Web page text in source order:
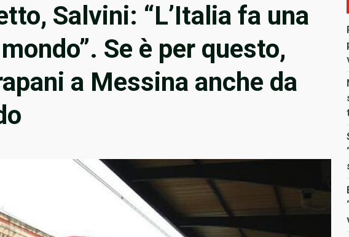
Salvini: “L’Italia fa una
Se è per questo,
a Messina anche da